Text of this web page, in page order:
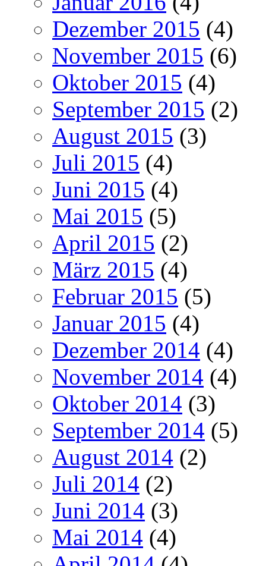
Dezember 2015 (4)
November 2015 (6)
Oktober 2015 (4)
September 2015 (2)
August 2015 (3)
Juli 2015 (4)
Juni 2015 (4)
Mai 2015 (5)
April 2015 (2)
März 2015 (4)
Februar 2015 (5)
Januar 2015 (4)
Dezember 2014 (4)
November 2014 (4)
Oktober 2014 (3)
September 2014 (5)
August 2014 (2)
Juli 2014 (2)
Juni 2014 (3)
Mai 2014 (4)